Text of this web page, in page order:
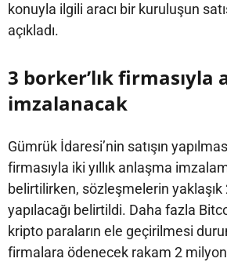
konuyla ilgili aracı bir kuruluşun
açıkladı.
3 borker’lık firmasıyla
imzalanacak
Gümrük İdaresi’nin satışın
firmasıyla iki yıllık anlaşma
belirtilirken, sözleşmelerin yaklaşık
yapılacağı belirtildi. Daha fazla
kripto paraların ele geçirilmesi
firmalara ödenecek rakam 2